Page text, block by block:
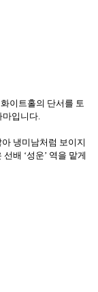
화이트홀의 단서를 토
마입니다
아 냉미남처럼 보이지
선배 ‘성운’ 역을 맡게